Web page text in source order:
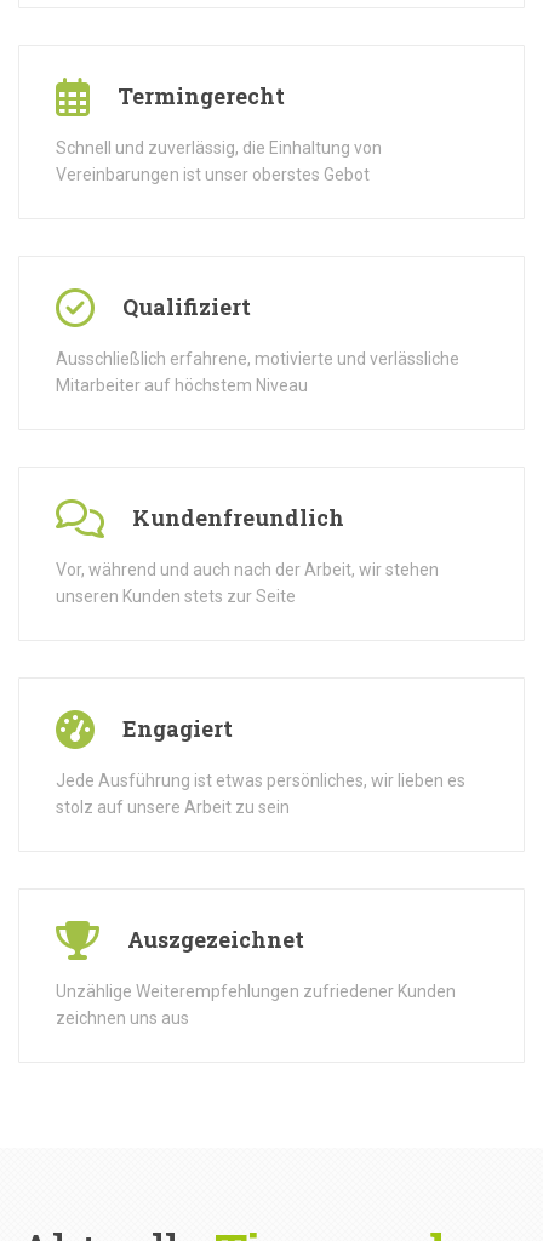
Termingerecht
Schnell und zuverlässig, die Einhaltung von
Vereinbarungen ist unser oberstes Gebot
Qualifiziert
Ausschließlich erfahrene, motivierte und verlässliche
Mitarbeiter auf höchstem Niveau
Kundenfreundlich
Vor, während und auch nach der Arbeit, wir stehen
unseren Kunden stets zur Seite
Engagiert
Jede Ausführung ist etwas persönliches, wir lieben es
stolz auf unsere Arbeit zu sein
Auszgezeichnet
Unzählige Weiterempfehlungen zufriedener Kunden
zeichnen uns aus